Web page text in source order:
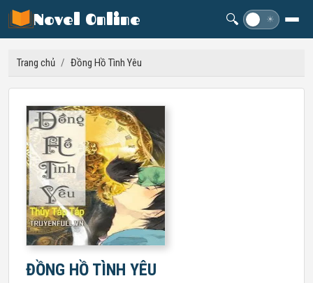
Novel Online 🔍 ☀
Trang chủ / Đồng Hồ Tình Yêu
ĐỒNG HỒ TÌNH YÊU